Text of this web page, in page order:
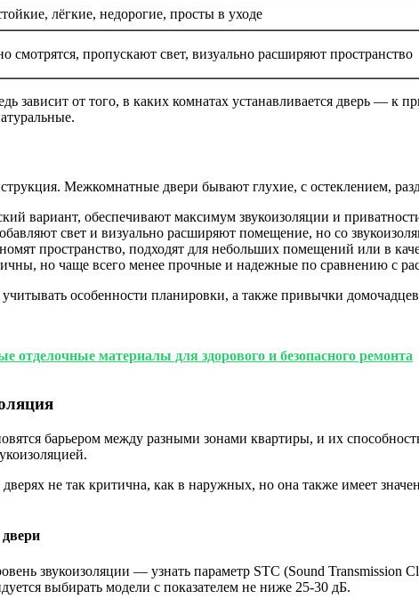
лёгкие, недорогие, просты в уходе
смотрятся, пропускают свет, визуально расширяют пространство
зависит от того, в каких комнатах устанавливается дверь — к
Межкомнатные двери бывают глухие, с остеклением,
вариант, обеспечивают максимум звукоизоляции и
свет и визуально расширяют помещение, но со
пространство, подходят для небольших помещений или в
но чаще всего менее прочные и надежные по сравнению с
особенности планировки, а также привычки
отделочные материалы для здорового и безопасного ремонта
барьером между разными зонами квартиры, и их
не так критична, как в наружных, но она также имеет
звукоизоляции — узнать параметр STC (Sound
выбирать модели с показателем не ниже 25-30 дБ.